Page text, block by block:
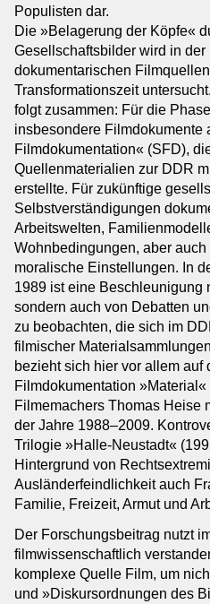
Populisten dar.
Die »Belagerung der Köpfe«
Gesellschaftsbilder wird in
dokumentarischen
Transformationszeit
folgt zusammen: Für die
insbesondere Filmdokumente
Filmdokumentation« (SFD),
Quellenmaterialien zur DDR
erstellte. Für zukünftige
Selbstverständigungen
Arbeitswelten,
Wohnbedingungen, aber
moralische Einstellungen. In
1989 ist eine Beschleunigung
sondern auch von Debatten
zu beobachten, die sich im
filmischer
bezieht sich hier vor allem auf
Filmdokumentation
Filmemachers Thomas Heise
der Jahre 1988–2009.
Trilogie »Halle-Neustadt«
Hintergrund von
Ausländerfeindlichkeit auch
Familie, Freizeit, Armut und
Der Forschungsbeitrag nutzt
filmwissenschaftlich
komplexe Quelle Film, um
und »Diskursordnungen des